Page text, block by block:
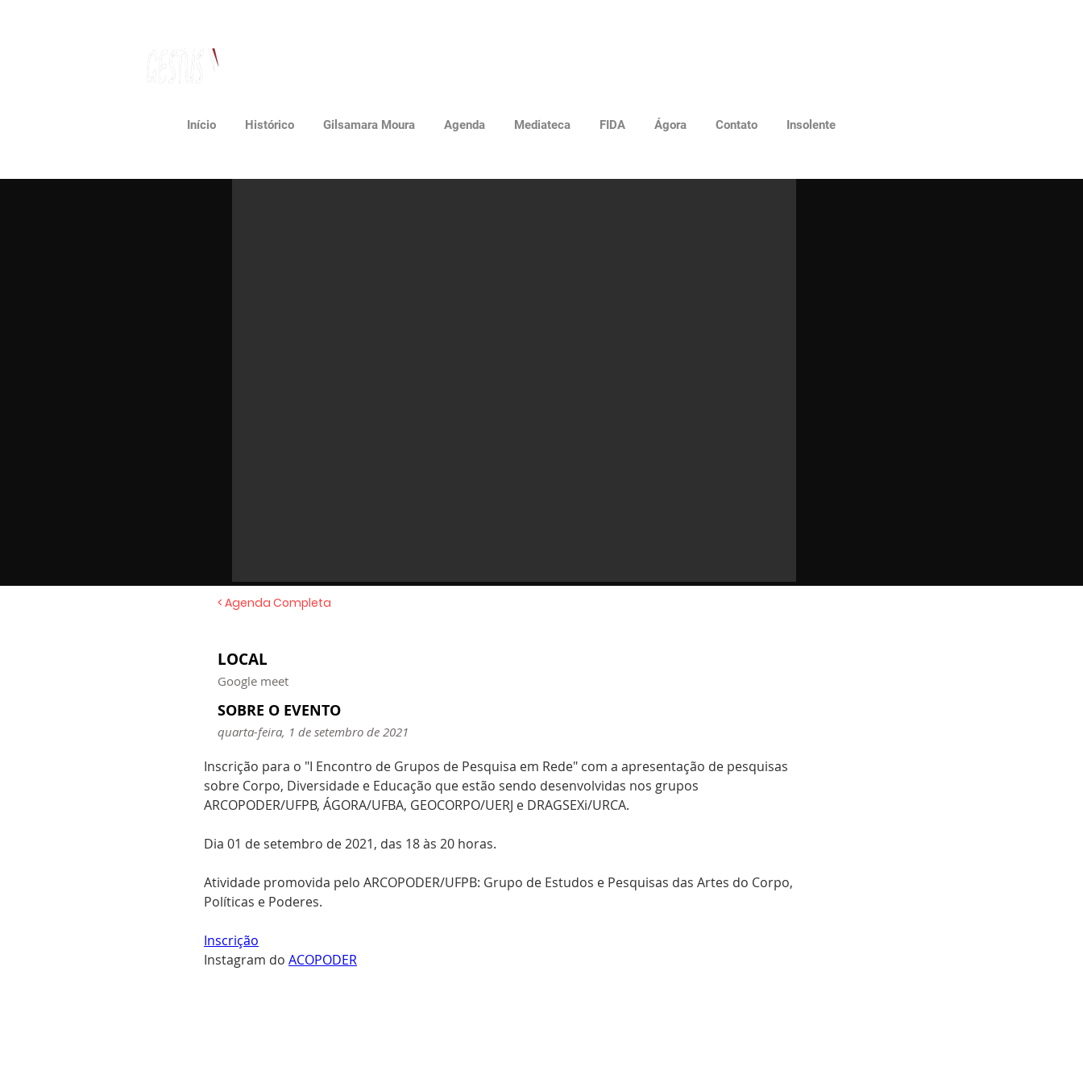
Início Histórico Gilsamara Moura Agenda Mediateca FIDA Ágora Contato Insolente
< Agenda Completa
LOCAL
Google meet
SOBRE O EVENTO
quarta-feira, 1 de setembro de 2021
Inscrição para o "I Encontro de Grupos de Pesquisa em Rede" com a apresentação de pesquisas
sobre Corpo, Diversidade e Educação que estão sendo desenvolvidas nos grupos
ARCOPODER/UFPB, ÁGORA/UFBA, GEOCORPO/UERJ e DRAGSEXi/URCA.
Dia 01 de setembro de 2021, das 18 às 20 horas.
Atividade promovida pelo ARCOPODER/UFPB: Grupo de Estudos e Pesquisas das Artes do Corpo,
Políticas e Poderes.
Inscrição
Instagram do ACOPODER